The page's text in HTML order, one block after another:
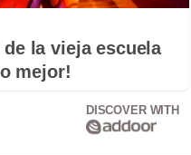
de la vieja escuela
mejor!
DISCOVER WITH